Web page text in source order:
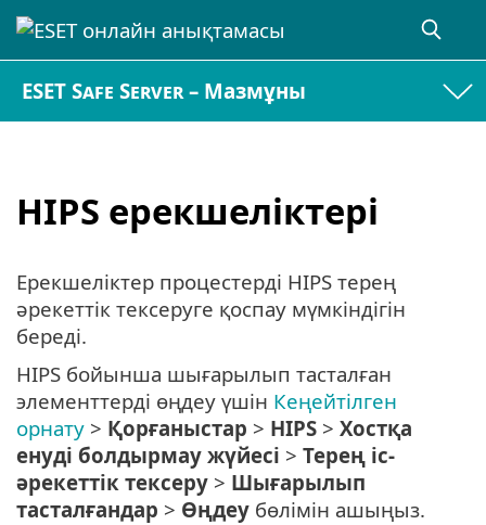
ESET Safe Server – Мазмұны
HIPS ерекшеліктері
Ерекшеліктер процестерді HIPS терең
әрекеттік тексеруге қоспау мүмкіндігін
береді.
HIPS бойынша шығарылып тасталған
элементтерді өңдеу үшін Кеңейтілген
орнату > Қорғаныстар > HIPS > Хостқа
енуді болдырмау жүйесі > Терең іс-
әрекеттік тексеру > Шығарылып
тасталғандар > Өңдеу бөлімін ашыңыз.